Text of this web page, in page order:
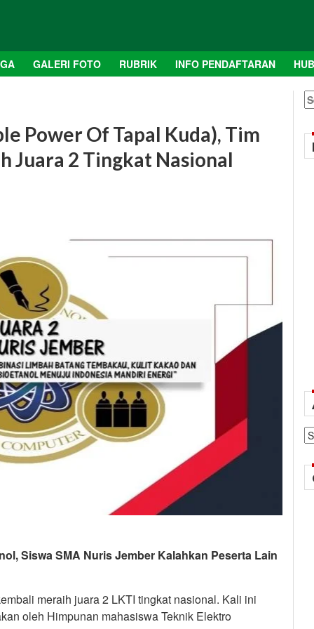
GALERI FOTO RUBRIK INFO PENDAFTARAN
Power Of Tapal Kuda), Tim
Juara 2 Tingkat Nasional
Siswa SMA Nuris Jember Kalahkan Peserta Lain
meraih juara 2 LKTI tingkat nasional. Kali ini
oleh Himpunan mahasiswa Teknik Elektro